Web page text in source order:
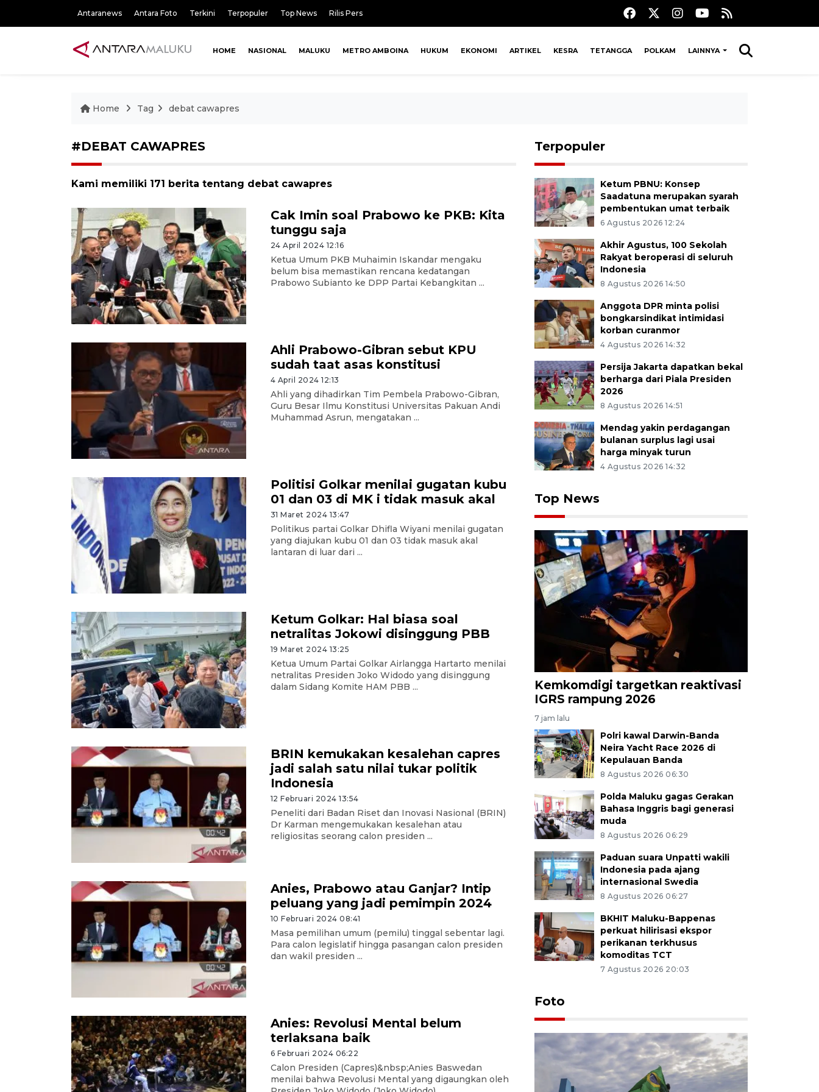
Antaranews Antara Foto Terkini Terpopuler Top News Rilis Pers
HOME NASIONAL MALUKU METRO AMBOINA HUKUM EKONOMI ARTIKEL KESRA TETANGGA POLKAM LAINNYA
Home Tag debat cawapres
#DEBAT CAWAPRES
Kami memiliki 171 berita tentang debat cawapres
Cak Imin soal Prabowo ke PKB: Kita
tunggu saja
24 April 2024 12:16
Ketua Umum PKB Muhaimin Iskandar mengaku
belum bisa memastikan rencana kedatangan
Prabowo Subianto ke DPP Partai Kebangkitan ...
Ahli Prabowo-Gibran sebut KPU
sudah taat asas konstitusi
4 April 2024 12:13
Ahli yang dihadirkan Tim Pembela Prabowo-Gibran,
Guru Besar Ilmu Konstitusi Universitas Pakuan Andi
Muhammad Asrun, mengatakan ...
Politisi Golkar menilai gugatan kubu
01 dan 03 di MK i tidak masuk akal
31 Maret 2024 13:47
Politikus partai Golkar Dhifla Wiyani menilai gugatan
yang diajukan kubu 01 dan 03 tidak masuk akal
lantaran di luar dari ...
Ketum Golkar: Hal biasa soal
netralitas Jokowi disinggung PBB
19 Maret 2024 13:25
Ketua Umum Partai Golkar Airlangga Hartarto menilai
netralitas Presiden Joko Widodo yang disinggung
dalam Sidang Komite HAM PBB ...
BRIN kemukakan kesalehan capres
jadi salah satu nilai tukar politik
Indonesia
12 Februari 2024 13:54
Peneliti dari Badan Riset dan Inovasi Nasional (BRIN)
Dr Karman mengemukakan kesalehan atau
religiositas seorang calon presiden ...
Anies, Prabowo atau Ganjar? Intip
peluang yang jadi pemimpin 2024
10 Februari 2024 08:41
Masa pemilihan umum (pemilu) tinggal sebentar lagi.
Para calon legislatif hingga pasangan calon presiden
dan wakil presiden ...
Anies: Revolusi Mental belum
terlaksana baik
6 Februari 2024 06:22
Calon Presiden (Capres)&nbsp;Anies Baswedan
menilai bahwa Revolusi Mental yang digaungkan oleh
Terpopuler
Ketum PBNU: Konsep
Saadatuna merupakan syarah
pembentukan umat terbaik
6 Agustus 2026 12:24
Akhir Agustus, 100 Sekolah
Rakyat beroperasi di seluruh
Indonesia
8 Agustus 2026 14:50
Anggota DPR minta polisi
bongkarsindikat intimidasi
korban curanmor
4 Agustus 2026 14:32
Persija Jakarta dapatkan bekal
berharga dari Piala Presiden
2026
8 Agustus 2026 14:51
Mendag yakin perdagangan
bulanan surplus lagi usai
harga minyak turun
4 Agustus 2026 14:32
Top News
Kemkomdigi targetkan reaktivasi
IGRS rampung 2026
7 jam lalu
Polri kawal Darwin-Banda
Neira Yacht Race 2026 di
Kepulauan Banda
8 Agustus 2026 06:30
Polda Maluku gagas Gerakan
Bahasa Inggris bagi generasi
muda
8 Agustus 2026 06:29
Paduan suara Unpatti wakili
Indonesia pada ajang
internasional Swedia
8 Agustus 2026 06:27
BKHIT Maluku-Bappenas
perkuat hilirisasi ekspor
perikanan terkhusus
komoditas TCT
7 Agustus 2026 20:03
Foto